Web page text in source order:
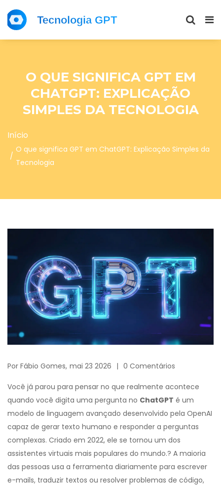
O QUE SIGNIFICA GPT EM
CHATGPT: EXPLICAÇÃO
SIMPLES DA TECNOLOGIA
Início
O que significa GPT em ChatGPT: Explicação Simples da
Tecnologia
Por Fábio Gomes, mai 23 2026 0 Comentários
Você já parou para pensar no que realmente acontece
quando você digita uma pergunta no ChatGPT é um
modelo de linguagem avançado desenvolvido pela OpenAI
capaz de gerar texto humano e responder a perguntas
complexas. Criado em 2022, ele se tornou um dos
assistentes virtuais mais populares do mundo.? A maioria
das pessoas usa a ferramenta diariamente para escrever
e-mails, traduzir textos ou resolver problemas de código,